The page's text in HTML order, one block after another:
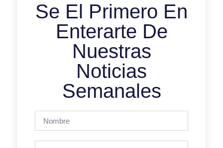
Se El Primero En
Enterarte De
Nuestras
Noticias
Semanales